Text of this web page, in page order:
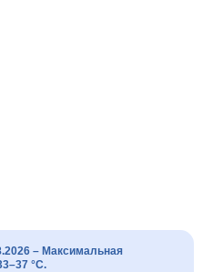
– Максимальная
°C.